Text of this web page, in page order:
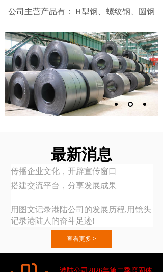
公司主营产品有： H型钢、螺纹钢、圆钢
最新消息
传播企业文化， 开辟宣传窗口
搭建交流平台， 分享发展成果
用图文记录港陆公司的发展历程,用镜头
记录港陆人的奋斗足迹!
查看更多 >